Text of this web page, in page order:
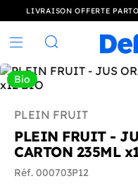
LIVRAISON OFFERTE
Rechercher
Bio
PLEIN FRUIT
PLEIN FRUIT -
CARTON 235ML
Réf. 000703P12